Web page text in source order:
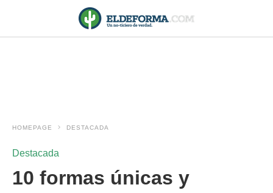
HOMEPAGE DESTACADA
Destacada
10 formas únicas y